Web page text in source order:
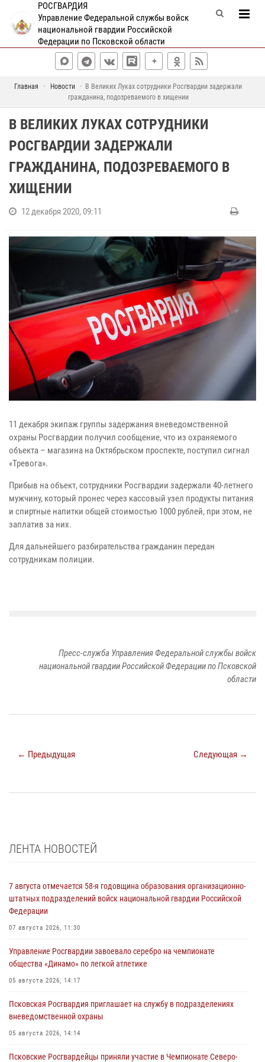
РОСГВАРДИЯ
Управление Федеральной службы войск
национальной гвардии Российской
Федерации по Псковской области
Главная Новости
В Великих Луках сотрудники Росгвардии задержали
гражданина, подозреваемого в хищении
В ВЕЛИКИХ ЛУКАХ СОТРУДНИКИ
РОСГВАРДИИ ЗАДЕРЖАЛИ
ГРАЖДАНИНА, ПОДОЗРЕВАЕМОГО В
ХИЩЕНИИ
12 декабря 2020, 09:11
11 декабря экипаж группы задержания вневедомственной
охраны Росгвардии получил сообщение, что из охраняемого
объекта – магазина на Октябрьском проспекте, поступил сигнал
«Тревога».
Прибыв на объект, сотрудники Росгвардии задержали 40-летнего
мужчину, который пронес через кассовый узел продукты питания
и спиртные напитки общей стоимостью 1000 рублей, при этом, не
заплатив за них.
Для дальнейшего разбирательства гражданин передан
сотрудникам полиции.
Пресс-служба Управления Федеральной службы войск
национальной гвардии Российской Федерации по Псковской
области
← Предыдущая Следующая →
ЛЕНТА НОВОСТЕЙ
7 августа отмечается 58-я годовщина образования организационно-
штатных подразделений войск национальной гвардии Российской
Федерации
07 августа 2026, 11:30
Управление Росгвардии завоевало серебро на чемпионате
общества «Динамо» по легкой атлетике
05 августа 2026, 14:17
Псковская Росгвардия приглашает на службу в подразделениях
вневедомственной охраны
05 августа 2026, 14:14
Псковские Росгвардейцы приняли участие в Чемпионате Северо-